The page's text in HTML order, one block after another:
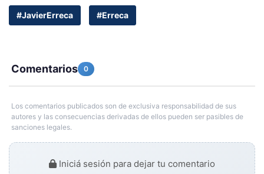
#JavierErreca #Erreca
Comentarios 0
Los comentarios publicados son de exclusiva responsabilidad de sus
autores y las consecuencias derivadas de ellos pueden ser pasibles de
sanciones legales.
Iniciá sesión para dejar tu comentario